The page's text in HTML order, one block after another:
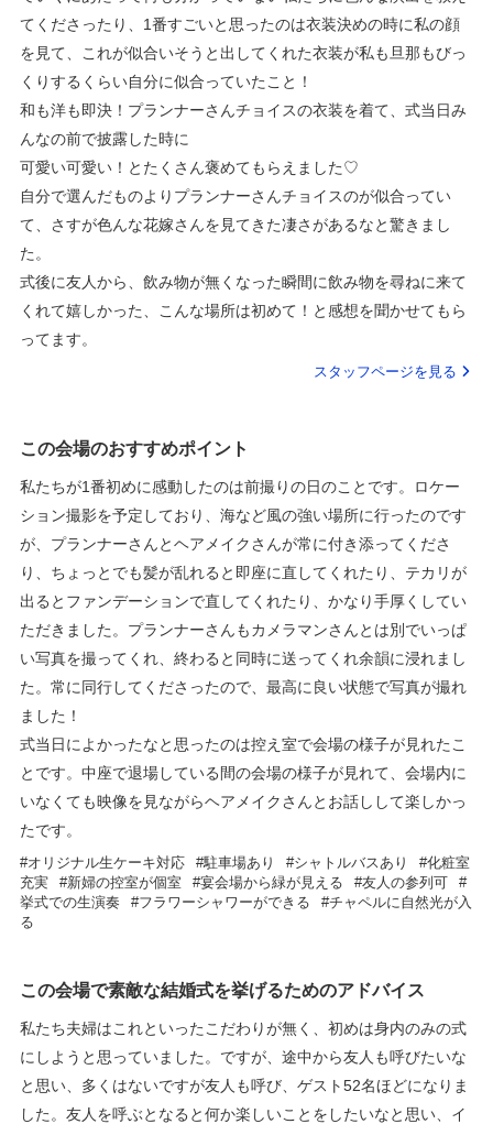
てくださったり、1番すごいと思ったのは衣装決めの時に私の顔
を見て、これが似合いそうと出してくれた衣装が私も旦那もびっ
くりするくらい自分に似合っていたこと！
和も洋も即決！プランナーさんチョイスの衣装を着て、式当日み
んなの前で披露した時に
可愛い可愛い！とたくさん褒めてもらえました♡
自分で選んだものよりプランナーさんチョイスのが似合ってい
て、さすが色んな花嫁さんを見てきた凄さがあるなと驚きまし
た。
式後に友人から、飲み物が無くなった瞬間に飲み物を尋ねに来て
くれて嬉しかった、こんな場所は初めて！と感想を聞かせてもら
ってます。
スタッフページを見る
この会場のおすすめポイント
私たちが1番初めに感動したのは前撮りの日のことです。ロケー
ション撮影を予定しており、海など風の強い場所に行ったのです
が、プランナーさんとヘアメイクさんが常に付き添ってくださ
り、ちょっとでも髪が乱れると即座に直してくれたり、テカリが
出るとファンデーションで直してくれたり、かなり手厚くしてい
ただきました。プランナーさんもカメラマンさんとは別でいっぱ
い写真を撮ってくれ、終わると同時に送ってくれ余韻に浸れまし
た。常に同行してくださったので、最高に良い状態で写真が撮れ
ました！
式当日によかったなと思ったのは控え室で会場の様子が見れたこ
とです。中座で退場している間の会場の様子が見れて、会場内に
いなくても映像を見ながらヘアメイクさんとお話しして楽しかっ
たです。
オリジナル生ケーキ対応 駐車場あり シャトルバスあり
化粧室
充実
新婦の控室が個室 宴会場から緑が見える
友人の参列可
挙式での生演奏
フラワーシャワーができる
チャペルに自然光が入
る
この会場で素敵な結婚式を挙げるためのアドバイス
私たち夫婦はこれといったこだわりが無く、初めは身内のみの式
にしようと思っていました。ですが、途中から友人も呼びたいな
と思い、多くはないですが友人も呼び、ゲスト52名ほどになりま
した。友人を呼ぶとなると何か楽しいことをしたいなと思い、イ